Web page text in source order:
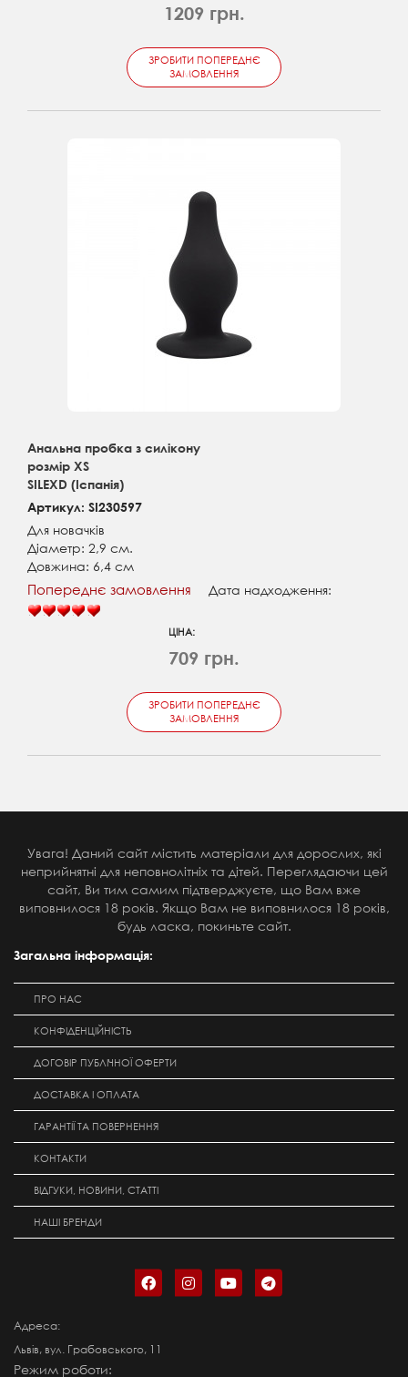
1209 грн.
ЗРОБИТИ ПОПЕРЕДНЄ
ЗАМОВЛЕННЯ
Анальна пробка з силікону
розмір XS
SILEXD (Іспанія)
Артикул: SI230597
Для новачків
Діаметр: 2,9 см.
Довжина: 6,4 см
Попереднє замовлення Дата надходження:
ЦІНА:
709 грн.
ЗРОБИТИ ПОПЕРЕДНЄ
ЗАМОВЛЕННЯ
Увага! Даний сайт містить матеріали для дорослих, які
неприйнятні для неповнолітніх та дітей. Переглядаючи цей
сайт, Ви тим самим підтверджуєте, що Вам вже
виповнилося 18 років. Якщо Вам не виповнилося 18 років,
будь ласка, покиньте сайт.
Загальна інформація:
ПРО НАС
КОНФІДЕНЦІЙНІСТЬ
ДОГОВІР ПУБЛІЧНОЇ ОФЕРТИ
ДОСТАВКА І ОПЛАТА
ГАРАНТІЇ ТА ПОВЕРНЕННЯ
КОНТАКТИ
ВІДГУКИ, НОВИНИ, СТАТТІ
НАШІ БРЕНДИ
Адреса:
Львів, вул. Грабовського, 11
Режим роботи: